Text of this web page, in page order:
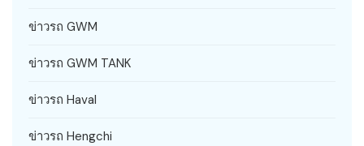
ข่าวรถ GWM
ข่าวรถ GWM TANK
ข่าวรถ Haval
ข่าวรถ Hengchi